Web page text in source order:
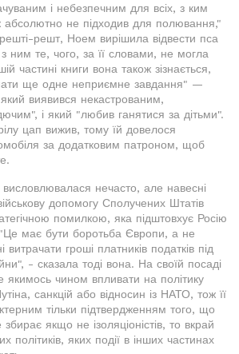
і небезпечним для всіх, з ким
абсолютно не підходив для полювання,"
решт, Ноем вирішила відвести пса
ним те, чого, за її словами, не могла
частині книги вона також зізнається,
ще одне неприємне завдання" —
виявився некастрованим,
і який "любив ганятися за дітьми".
цап вижив, тому їй довелося
за додатковим патроном, щоб
нечасто, але навесні
допомогу Сполучених Штатів
помилкою, яка підштовхує Росію
має бути боротьба Європи, а не
гроші платників податків під
- сказала тоді вона. На своїй посаді
якимось чином впливати на політику
санкцій або відносин із НАТО, тож її
тільки підтвердженням того, що
якщо не ізоляціоністів, то вкрай
політиків, яких події в інших частинах